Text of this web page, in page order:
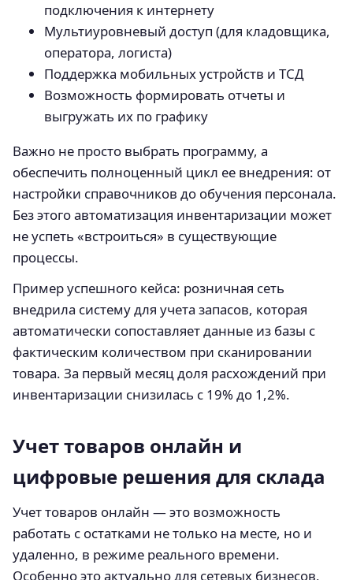
подключения к интернету
Мультиуровневый доступ (для кладовщика,
оператора, логиста)
Поддержка мобильных устройств и ТСД
Возможность формировать отчеты и
выгружать их по графику
Важно не просто выбрать программу, а
обеспечить полноценный цикл ее внедрения: от
настройки справочников до обучения персонала.
Без этого автоматизация инвентаризации может
не успеть «встроиться» в существующие
процессы.
Пример успешного кейса: розничная сеть
внедрила систему для учета запасов, которая
автоматически сопоставляет данные из базы с
фактическим количеством при сканировании
товара. За первый месяц доля расхождений при
инвентаризации снизилась с 19% до 1,2%.
Учет товаров онлайн и
цифровые решения для склада
Учет товаров онлайн — это возможность
работать с остатками не только на месте, но и
удаленно, в режиме реального времени.
Особенно это актуально для сетевых бизнесов,